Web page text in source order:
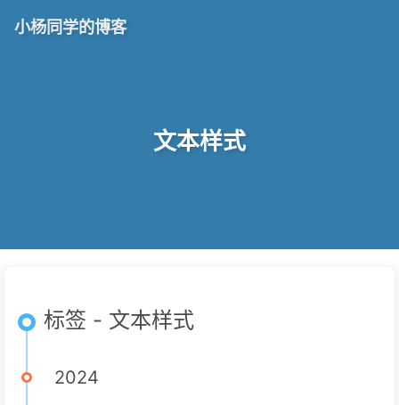
小杨同学的博客
文本样式
标签 - 文本样式
2024